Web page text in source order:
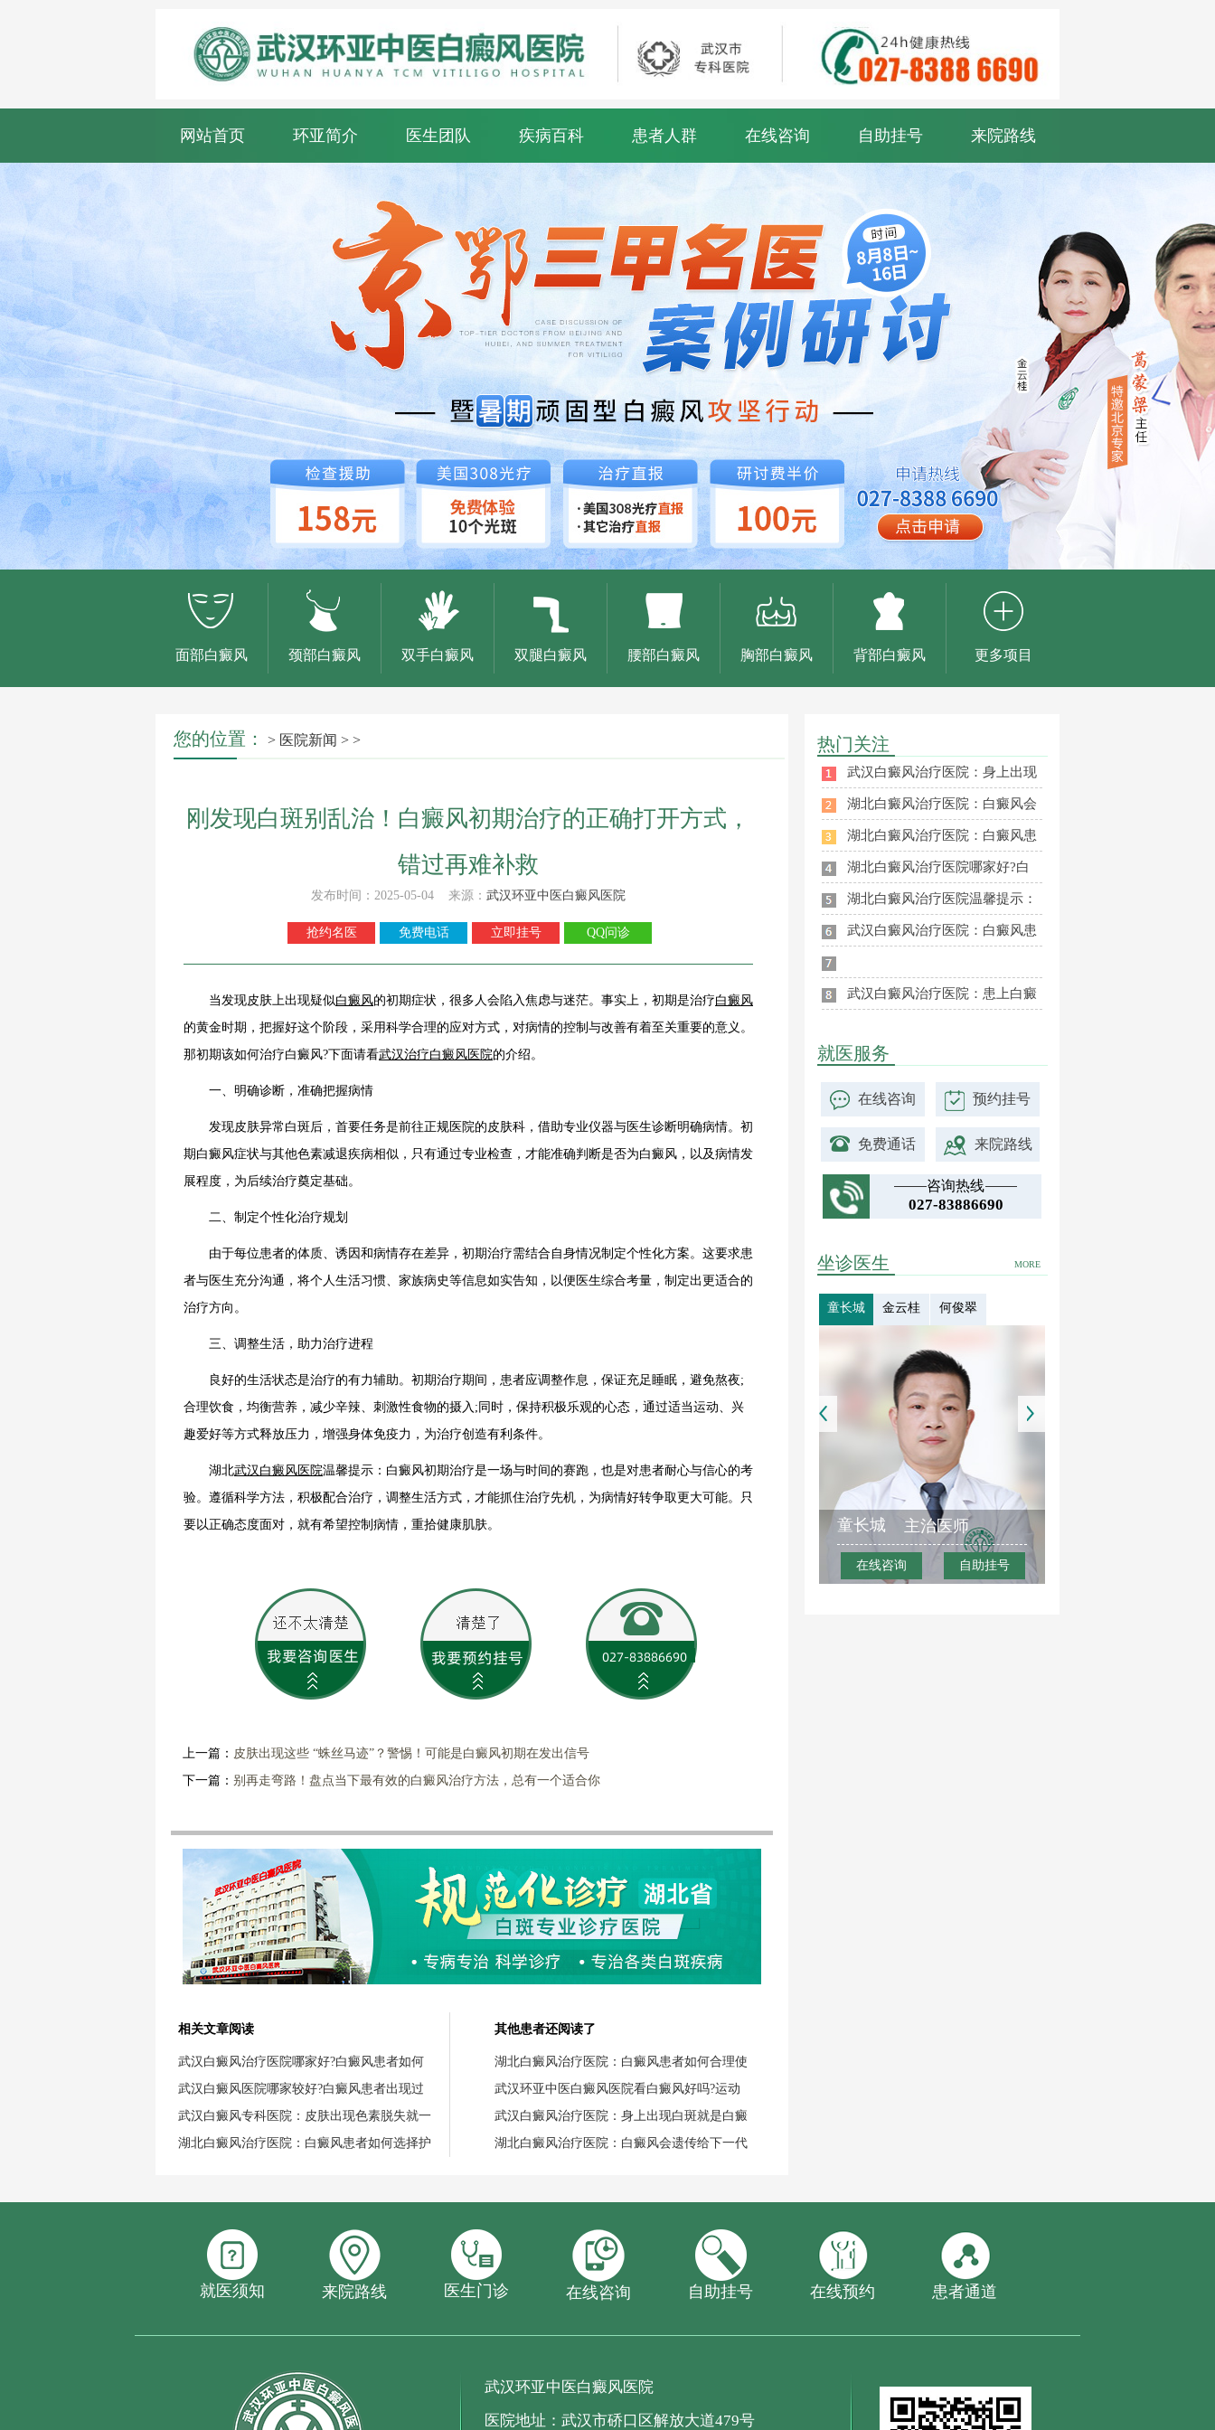
网站首页 环亚简介 医生团队 疾病百科 患者人群 在线咨询 自助挂号 来院路线
面部白癜风 颈部白癜风 双手白癜风 双腿白癜风 腰部白癜风 胸部白癜风 背部白癜风 更多项目
您的位置： > 医院新闻 > >
刚发现白斑别乱治！白癜风初期治疗的正确打开方式，
错过再难补救
发布时间：2025-05-04 来源： 武汉环亚中医白癜风医院
抢约名医 免费电话 立即挂号 QQ问诊
当发现皮肤上出现疑似白癜风的初期症状，很多人会陷入焦虑与迷茫。事实上，初期是治疗白癜风
的黄金时期，把握好这个阶段，采用科学合理的应对方式，对病情的控制与改善有着至关重要的意义。
那初期该如何治疗白癜风?下面请看武汉治疗白癜风医院的介绍。
一、明确诊断，准确把握病情
发现皮肤异常白斑后，首要任务是前往正规医院的皮肤科，借助专业仪器与医生诊断明确病情。初
期白癜风症状与其他色素减退疾病相似，只有通过专业检查，才能准确判断是否为白癜风，以及病情发
展程度，为后续治疗奠定基础。
二、制定个性化治疗规划
由于每位患者的体质、诱因和病情存在差异，初期治疗需结合自身情况制定个性化方案。这要求患
者与医生充分沟通，将个人生活习惯、家族病史等信息如实告知，以便医生综合考量，制定出更适合的
治疗方向。
三、调整生活，助力治疗进程
良好的生活状态是治疗的有力辅助。初期治疗期间，患者应调整作息，保证充足睡眠，避免熬夜;
合理饮食，均衡营养，减少辛辣、刺激性食物的摄入;同时，保持积极乐观的心态，通过适当运动、兴
趣爱好等方式释放压力，增强身体免疫力，为治疗创造有利条件。
湖北武汉白癜风医院温馨提示：白癜风初期治疗是一场与时间的赛跑，也是对患者耐心与信心的考
验。遵循科学方法，积极配合治疗，调整生活方式，才能抓住治疗先机，为病情好转争取更大可能。只
要以正确态度面对，就有希望控制病情，重拾健康肌肤。
上一篇： 皮肤出现这些 “蛛丝马迹”？警惕！可能是白癜风初期在发出信号
下一篇： 别再走弯路！盘点当下最有效的白癜风治疗方法，总有一个适合你
相关文章阅读
武汉白癜风治疗医院哪家好?白癜风患者如何
武汉白癜风医院哪家较好?白癜风患者出现过
武汉白癜风专科医院：皮肤出现色素脱失就一
湖北白癜风治疗医院：白癜风患者如何选择护
其他患者还阅读了
湖北白癜风治疗医院：白癜风患者如何合理使
武汉环亚中医白癜风医院看白癜风好吗?运动
武汉白癜风治疗医院：身上出现白斑就是白癜
湖北白癜风治疗医院：白癜风会遗传给下一代
热门关注
武汉白癜风治疗医院：身上出现
湖北白癜风治疗医院：白癜风会
湖北白癜风治疗医院：白癜风患
湖北白癜风治疗医院哪家好?白
湖北白癜风治疗医院温馨提示：
武汉白癜风治疗医院：白癜风患
武汉白癜风治疗医院：患上白癜
就医服务
在线咨询 预约挂号
免费通话 来院路线
咨询热线
027-83886690
MORE
坐诊医生
童长城 金云桂 何俊翠
童长城 主治医师
在线咨询 自助挂号
就医须知 来院路线 医生门诊 在线咨询 自助挂号 在线预约 患者通道
武汉环亚中医白癜风医院
医院地址：武汉市硚口区解放大道479号